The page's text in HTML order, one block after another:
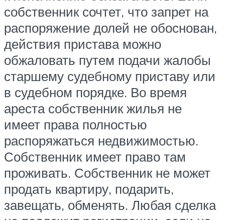
собственник сочтет, что запрет на
распоряжение долей не обоснован,
действия пристава можно
обжаловать путем подачи жалобы
старшему судебному приставу или
в судебном порядке. Во время
ареста собственник жилья не
имеет права полностью
распоряжаться недвижимостью.
Собственник имеет право там
проживать. Собственник не может
продать квартиру, подарить,
завещать, обменять. Любая сделка